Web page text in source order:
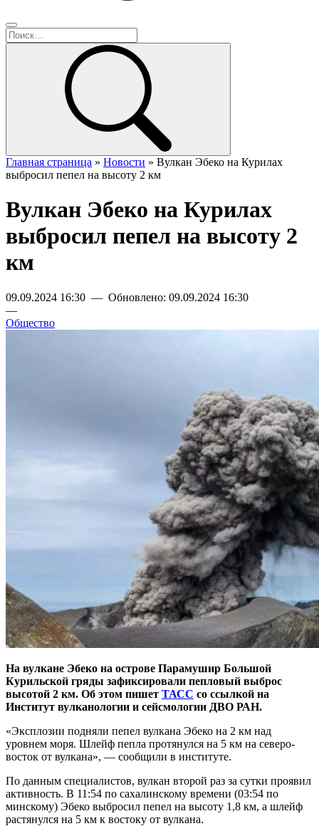
Главная страница » Новости » Вулкан Эбеко на Курилах
выбросил пепел на высоту 2 км
Вулкан Эбеко на Курилах
выбросил пепел на высоту 2
км
09.09.2024 16:30 — Обновлено: 09.09.2024 16:30
—
Общество
На вулкане Эбеко на острове Парамушир Большой
Курильской гряды зафиксировали пепловый выброс
высотой 2 км. Об этом пишет ТАСС со ссылкой на
Институт вулканологии и сейсмологии ДВО РАН.
«Эксплозии подняли пепел вулкана Эбеко на 2 км над
уровнем моря. Шлейф пепла протянулся на 5 км на северо-
восток от вулкана», — сообщили в институте.
По данным специалистов, вулкан второй раз за сутки проявил
активность. В 11:54 по сахалинскому времени (03:54 по
минскому) Эбеко выбросил пепел на высоту 1,8 км, а шлейф
растянулся на 5 км к востоку от вулкана.